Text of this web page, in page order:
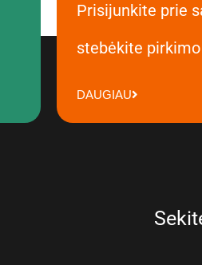
Prisijunkite prie
stebėkite
DAUGIAU